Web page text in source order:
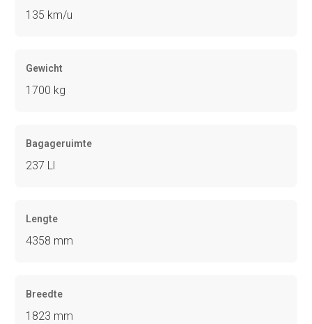
135 km/u
Gewicht
1700 kg
Bagageruimte
237 Ll
Lengte
4358 mm
Breedte
1823 mm